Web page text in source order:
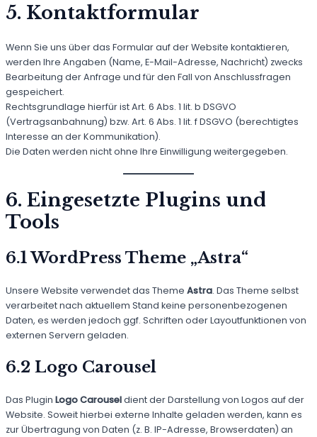
5. Kontaktformular
Wenn Sie uns über das Formular auf der Website kontaktieren,
werden Ihre Angaben (Name, E-Mail-Adresse, Nachricht) zwecks
Bearbeitung der Anfrage und für den Fall von Anschlussfragen
gespeichert.
Rechtsgrundlage hierfür ist Art. 6 Abs. 1 lit. b DSGVO
(Vertragsanbahnung) bzw. Art. 6 Abs. 1 lit. f DSGVO (berechtigtes
Interesse an der Kommunikation).
Die Daten werden nicht ohne Ihre Einwilligung weitergegeben.
6. Eingesetzte Plugins und
Tools
6.1 WordPress Theme „Astra“
Unsere Website verwendet das Theme Astra. Das Theme selbst
verarbeitet nach aktuellem Stand keine personenbezogenen
Daten, es werden jedoch ggf. Schriften oder Layoutfunktionen von
externen Servern geladen.
6.2 Logo Carousel
Das Plugin Logo Carouseldient der Darstellung von Logos auf der
Website. Soweit hierbei externe Inhalte geladen werden, kann es
zur Übertragung von Daten (z. B. IP-Adresse, Browserdaten) an